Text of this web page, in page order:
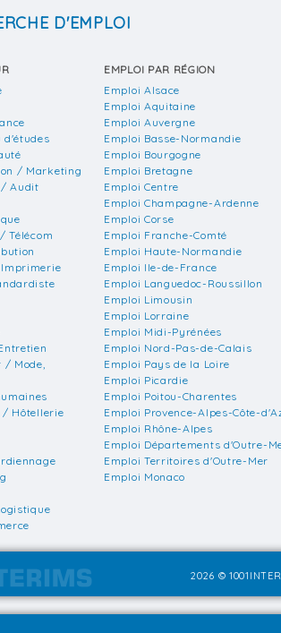
D'EMPLOI
d'études
/ Marketing
/ Audit
Télécom
Mode,
/ Hôtellerie
EMPLOI PAR RÉGION
Emploi Alsace
Emploi Aquitaine
Emploi Auvergne
Emploi Basse-Normandie
Emploi Bourgogne
Emploi Bretagne
Emploi Centre
Emploi Champagne-Ardenne
Emploi Corse
Emploi Franche-Comté
Emploi Haute-Normandie
Emploi Ile-de-France
Emploi Languedoc-Roussillon
Emploi Limousin
Emploi Lorraine
Emploi Midi-Pyrénées
Emploi Nord-Pas-de-Calais
Emploi Pays de la Loire
Emploi Picardie
Emploi Poitou-Charentes
Emploi Provence-Alpes-Côte-
Emploi Rhône-Alpes
Emploi Départements d'Outre-
Emploi Territoires d'Outre-Mer
Emploi Monaco
2026 ©